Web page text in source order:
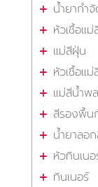
น้ำยากำ
หัวเชื้อแ
แม่สีฝุ่น
หัวเชื้อแม่
แม่สีน้ำพ
สีรองพื้น
น้ำยาลอ
หัวทินเน
ทินเนอร์